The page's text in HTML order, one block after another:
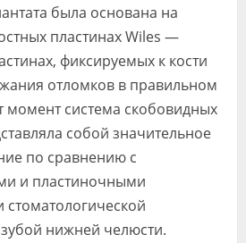
была основана на
пластинах Wiles —
фиксируемых к кости
отломков в правильном
момент система скобовидных
собой значительное
по сравнению с
и пластиночными
нижней челюсти.